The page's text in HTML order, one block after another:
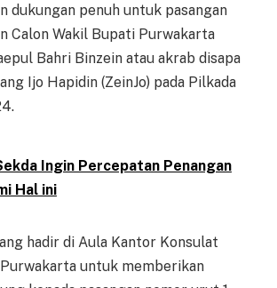
dukungan penuh untuk pasangan
Calon Wakil Bupati Purwakarta
Bahri Binzein atau akrab disapa
Ijo Hapidin (ZeinJo) pada Pilkada
Ingin Percepatan Penangan
Hal ini
hadir di Aula Kantor Konsulat
untuk memberikan